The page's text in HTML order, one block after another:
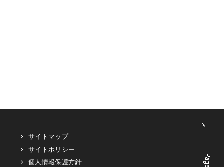
サイトマップ
サイトポリシー
個人情報保護方針